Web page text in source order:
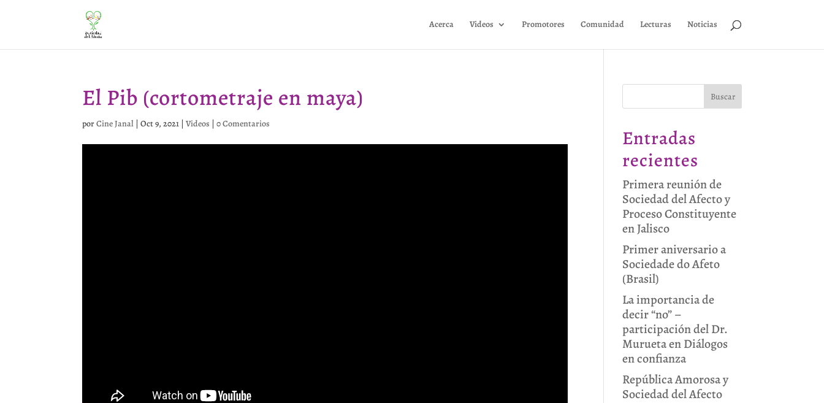
Acerca Videos Promotores Comunidad Lecturas Noticias
El Pib (cortometraje en maya)
porCine Janal |Oct 9, 2021 |Videos |0 Comentarios
Buscar
Entradas
recientes
Primera reunión de
Sociedad del Afecto y
Proceso Constituyente
en Jalisco
Primer aniversario a
Sociedade do Afeto
(Brasil)
La importancia de
decir “no” –
participación del Dr.
Murueta en Diálogos
en confianza
República Amorosa y
Sociedad del Afecto